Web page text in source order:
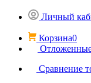
Личный
Корзина0
Сравнение